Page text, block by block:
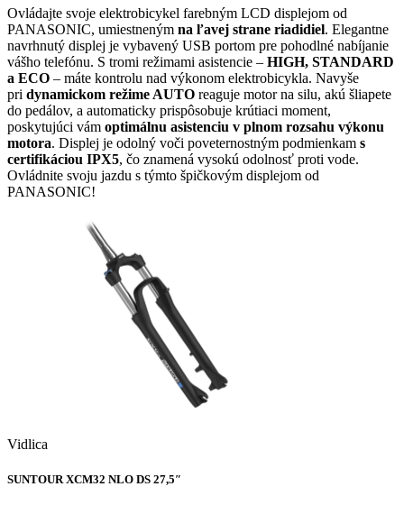
Ovládajte svoje elektrobicykel farebným LCD displejom od
PANASONIC, umiestneným na ľavej strane riadidiel. Elegantne
navrhnutý displej je vybavený USB portom pre pohodlné nabíjanie
vášho telefónu. S tromi režimami asistencie – HIGH, STANDARD
a ECO – máte kontrolu nad výkonom elektrobicykla. Navyše
pri dynamickom režime AUTO reaguje motor na silu, akú šliapete
do pedálov, a automaticky prispôsobuje krútiaci moment,
poskytujúci vám optimálnu asistenciu v plnom rozsahu výkonu
motora. Displej je odolný voči poveternostným podmienkam s
certifikáciou IPX5, čo znamená vysokú odolnosť proti vode.
Ovládnite svoju jazdu s týmto špičkovým displejom od
PANASONIC!
Vidlica
SUNTOUR XCM32 NLO DS 27,5″